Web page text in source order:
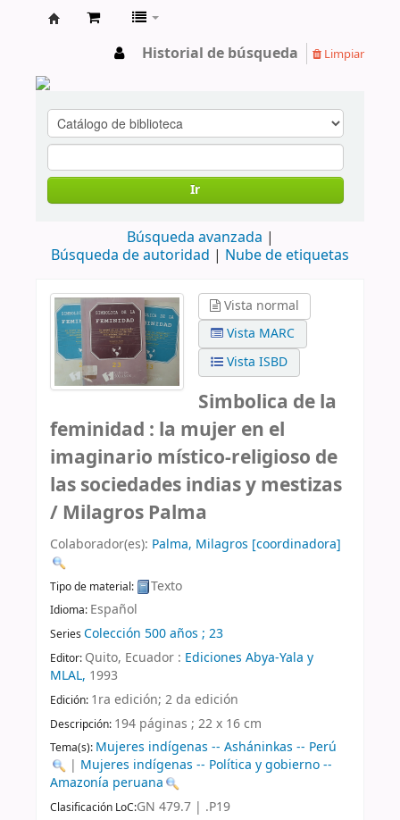
Historial de búsqueda Limpiar
Ir
Búsqueda avanzada
Búsqueda de autoridad
Nube de etiquetas
Vista normal
Vista MARC
Vista ISBD
Simbolica de la
feminidad : la mujer en el
imaginario místico-religioso de
las sociedades indias y mestizas
/ Milagros Palma
Colaborador(es): Palma, Milagros [coordinadora]
Tipo de material: Texto
Idioma: Español
Series Colección 500 años ; 23
Editor: Quito, Ecuador : Ediciones Abya-Yala y
MLAL, 1993
Edición: 1ra edición; 2 da edición
Descripción: 194 páginas ; 22 x 16 cm
Tema(s): Mujeres indígenas -- Asháninkas -- Perú
| Mujeres indígenas -- Política y gobierno --
Amazonía peruana
Clasificación LoC:GN 479.7 | .P19